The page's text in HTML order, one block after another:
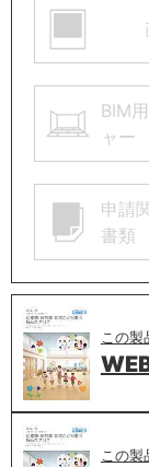
BIM
ャー
申請
書類
この製
この製